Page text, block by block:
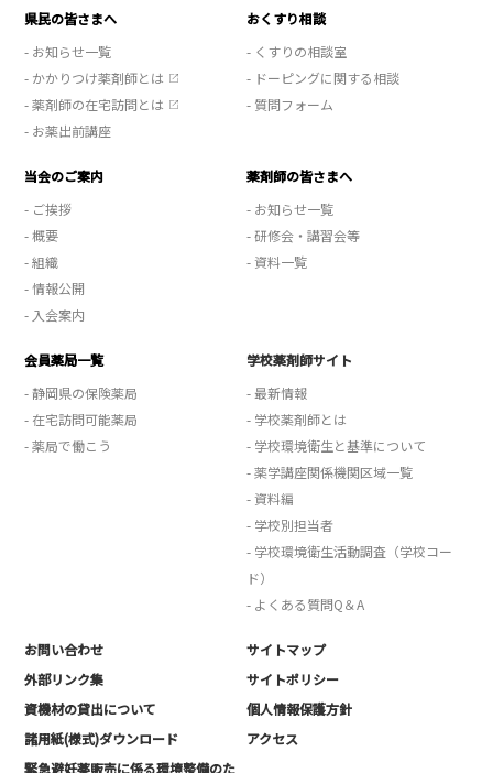
県民の皆さまへ
- お知らせ一覧
- かかりつけ薬剤師とは
- 薬剤師の在宅訪問とは
- お薬出前講座
おくすり相談
- くすりの相談室
- ドーピングに関する相談
- 質問フォーム
当会のご案内
- ご挨拶
- 概要
- 組織
- 情報公開
- 入会案内
薬剤師の皆さまへ
- お知らせ一覧
- 研修会・講習会等
- 資料一覧
会員薬局一覧
- 静岡県の保険薬局
- 在宅訪問可能薬局
- 薬局で働こう
学校薬剤師サイト
- 最新情報
- 学校薬剤師とは
- 学校環境衛生と基準について
- 薬学講座関係機関区域一覧
- 資料編
- 学校別担当者
- 学校環境衛生活動調査（学校コー
ド）
- よくある質問Q＆A
お問い合わせ
外部リンク集
資機材の貸出について
諸用紙(様式)ダウンロード
緊急避妊薬販売に係る環境整備のた
サイトマップ
サイトポリシー
個人情報保護方針
アクセス